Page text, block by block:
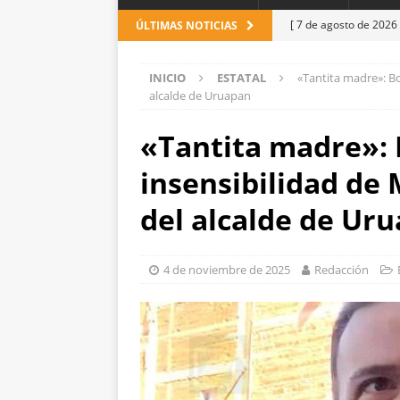
ÚLTIMAS NOTICIAS [ 7 de agosto de 2026
[ 7 de agosto de
[ 7 de agosto de
ESTATAL
[ 7 de agosto de 2026 ]
[ 6 de agosto de
INICIO ESTATAL
«Tantita madre»:
alcalde de Uruapan
«Tantita madre»:
insensibilidad de
del alcalde de
4 de noviembre de 2025 Redacción